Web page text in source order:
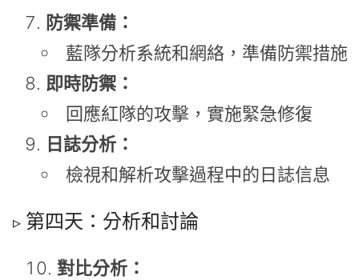
防禦準備：
藍隊分析系統和網絡，準備防禦措施
即時防禦：
回應紅隊的攻擊，實施緊急修復
日誌分析：
檢視和解析攻擊過程中的日誌信息
第四天：分析和討論
對比分析：